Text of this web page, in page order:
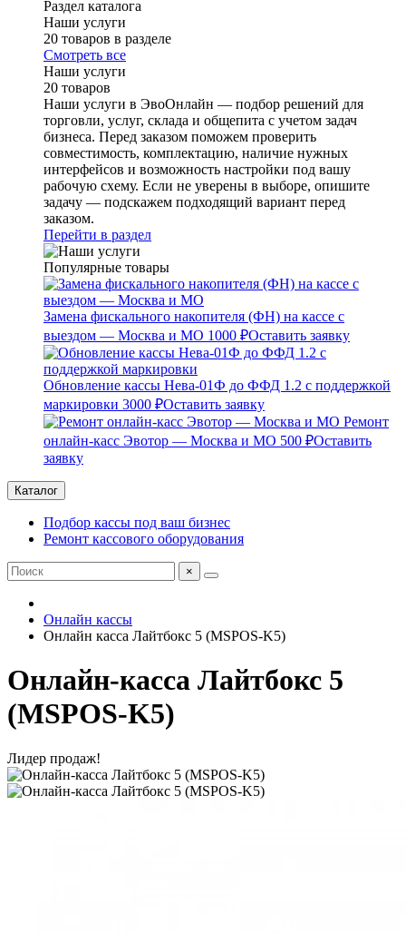
Раздел каталога
Наши услуги
20 товаров в разделе
Смотреть все
Наши услуги
20 товаров
Наши услуги в ЭвоОнлайн — подбор решений для
торговли, услуг, склада и общепита с учетом задач
бизнеса. Перед заказом поможем проверить
совместимость, комплектацию, наличие нужных
интерфейсов и возможность настройки под вашу
рабочую схему. Если не уверены в выборе, опишите
задачу — подскажем подходящий вариант перед
заказом.
Перейти в раздел
Популярные товары
Замена фискального накопителя (ФН) на кассе с
выездом — Москва и МО 1000 ₽Оставить заявку
Обновление кассы Нева-01Ф до ФФД 1.2 с поддержкой
маркировки 3000 ₽Оставить заявку
Ремонт
онлайн-касс Эвотор — Москва и МО 500 ₽Оставить
заявку
Каталог
Подбор кассы под ваш бизнес
Ремонт кассового оборудования
×
Онлайн кассы
Онлайн касса Лайтбокс 5 (MSPOS-K5)
Онлайн-касса Лайтбокс 5
(MSPOS-K5)
Лидер продаж!